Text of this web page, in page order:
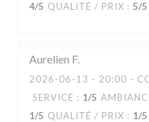
4/5 QUALITÉ / PRIX : 5/5
Aurelien F
2026-06-13 - 20:00 -
SERVICE : 1/5
1/5 QUALITÉ / PRIX : 1/5